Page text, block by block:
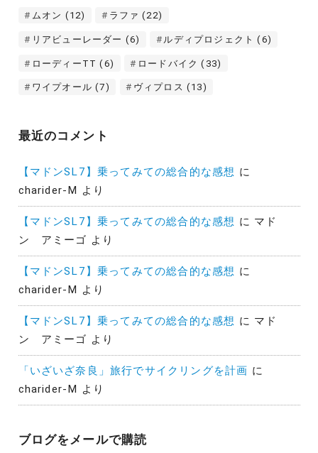
ムオン (12) ラファ (22)
リアビューレーダー (6) ルディプロジェクト (6)
ローディーTT (6) ロードバイク (33)
ワイプオール (7) ヴィプロス (13)
最近のコメント
【マドンSL7】乗ってみての総合的な感想 に
charider-M
より
【マドンSL7】乗ってみての総合的な感想 に マド
ン アミーゴ より
【マドンSL7】乗ってみての総合的な感想 に
charider-M
より
【マドンSL7】乗ってみての総合的な感想 に マド
ン アミーゴ より
「いざいざ奈良」旅行でサイクリングを計画 に
charider-M
より
ブログをメールで購読